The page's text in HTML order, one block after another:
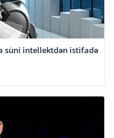
süni intellektdən istifadə